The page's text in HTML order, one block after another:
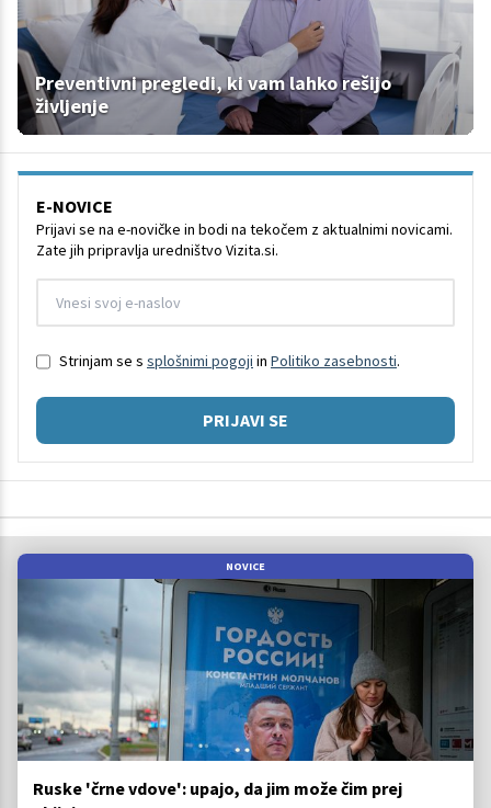
Preventivni pregledi, ki vam lahko rešijo
življenje
E-NOVICE
Prijavi se na e-novičke in bodi na tekočem z aktualnimi novicami.
Zate jih pripravlja uredništvo Vizita.si.
Strinjam se s splošnimi pogoji in Politiko zasebnosti.
PRIJAVI SE
NOVICE
Ruske 'črne vdove': upajo, da jim može čim prej